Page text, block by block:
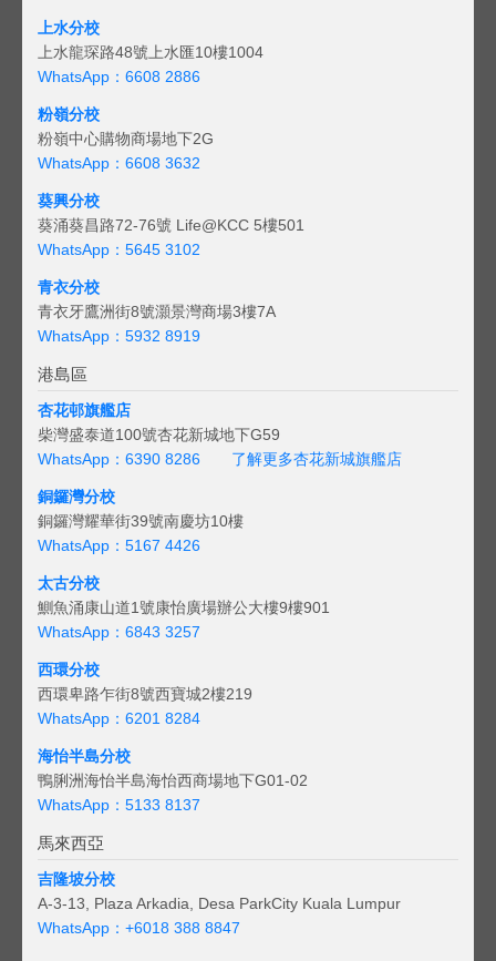
上水分校
上水龍琛路48號上水匯10樓1004
WhatsApp：6608 2886
粉嶺分校
粉嶺中心購物商場地下2G
WhatsApp：6608 3632
葵興分校
葵涌葵昌路72-76號 Life@KCC 5樓501
WhatsApp：5645 3102
青衣分校
青衣牙鷹洲街8號灝景灣商場3樓7A
WhatsApp：5932 8919
港島區
杏花邨旗艦店
柴灣盛泰道100號杏花新城地下G59
WhatsApp：6390 8286
了解更多杏花新城旗艦店
銅鑼灣分校
銅鑼灣耀華街39號南慶坊10樓
WhatsApp：5167 4426
太古分校
鰂魚涌康山道1號康怡廣場辦公大樓9樓901
WhatsApp：6843 3257
西環分校
西環卑路乍街8號西寶城2樓219
WhatsApp：6201 8284
海怡半島分校
鴨脷洲海怡半島海怡西商場地下G01-02
WhatsApp：5133 8137
馬來西亞
吉隆坡分校
A-3-13, Plaza Arkadia, Desa ParkCity Kuala Lumpur
WhatsApp： +6018 388 8847